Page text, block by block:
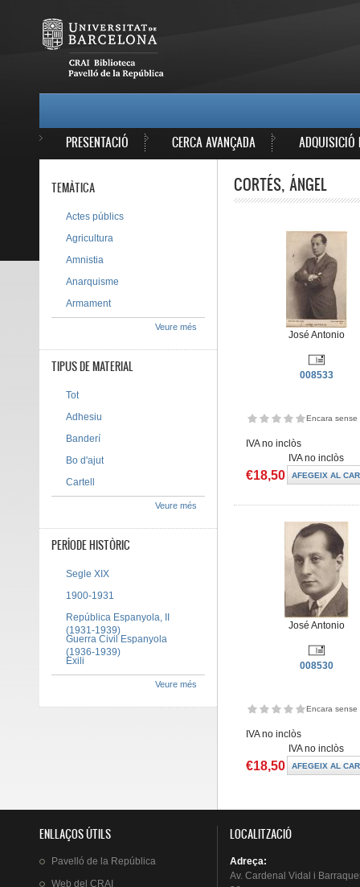
PRESENTACIÓ CERCA AVANÇADA ADQUISICIÓ
CORTÉS, ÁNGEL
José Antonio
008533
Encara sense
IVA no inclòs
IVA no inclòs
€18,50
José Antonio
008530
Encara sense
IVA no inclòs
IVA no inclòs
€18,50
TEMÀTICA
Actes públics
Agricultura
Amnistia
Anarquisme
Armament
Veure més
TIPUS DE MATERIAL
Tot
Adhesiu
Banderí
Bo d'ajut
Cartell
Veure més
PERÍODE HISTÒRIC
Segle XIX
1900-1931
República Espanyola, II
(1931-1939)
Guerra Civil Espanyola
(1936-1939)
Exili
Veure més
ENLLAÇOS ÚTILS
Pavelló de la República
Web del CRAI
LOCALITZACIÓ
Adreça:
Av. Cardenal Vidal i